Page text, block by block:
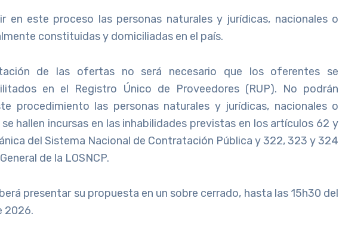
en este proceso las personas naturales y jurídicas, nacionales o
constituidas y domiciliadas en el país.
de las ofertas no será necesario que los oferentes se
en el Registro Único de Proveedores (RUP). No podrán
procedimiento las personas naturales y jurídicas, nacionales o
hallen incursas en las inhabilidades previstas en los artículos 62 y
del Sistema Nacional de Contratación Pública y 322, 323 y 324
de la LOSNCP.
presentar su propuesta en un sobre cerrado, hasta las 15h30 del
2026.